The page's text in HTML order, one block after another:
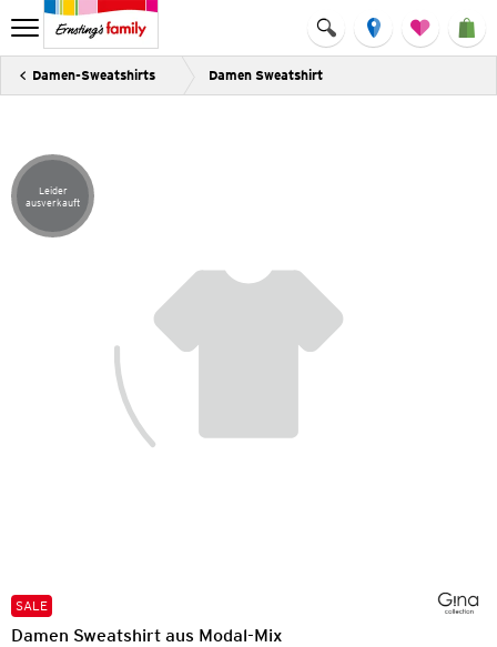
Damen-Sweatshirts Damen Sweatshirt
Artikel leider ausverkauft
Leider
ausverkauft
SALE
Damen Sweatshirt aus Modal-Mix